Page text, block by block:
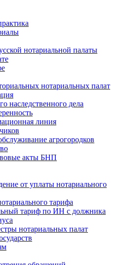
нотариальной палаты
нотариальных палат
наследственного дела
линия
агрогородков
акты БНП
от уплаты нотариального
тарифа
тариф по ИН с должника
нотариальных палат